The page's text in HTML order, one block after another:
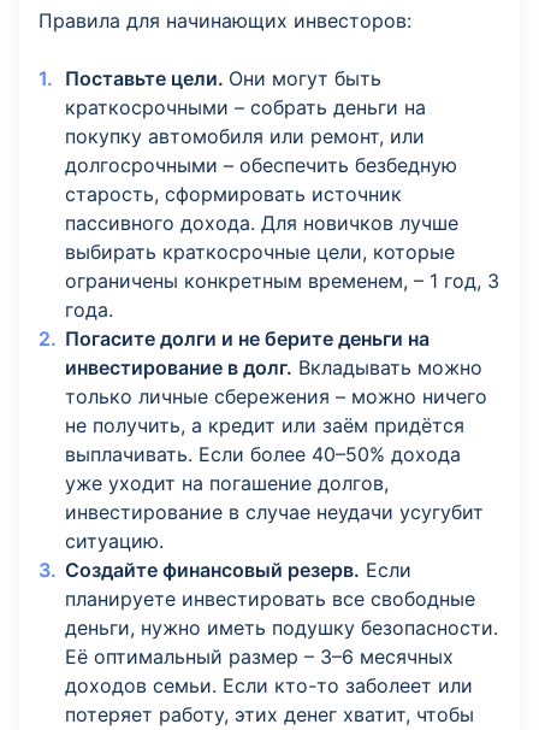
Правила для начинающих инвесторов:
Поставьте цели. Они могут быть
краткосрочными – собрать деньги на
покупку автомобиля или ремонт, или
долгосрочными – обеспечить безбедную
старость, сформировать источник
пассивного дохода. Для новичков лучше
выбирать краткосрочные цели, которые
ограничены конкретным временем, – 1 год, 3
года.
Погасите долги и не берите деньги на
инвестирование в долг. Вкладывать можно
только личные сбережения – можно ничего
не получить, а кредит или заём придётся
выплачивать. Если более 40–50% дохода
уже уходит на погашение долгов,
инвестирование в случае неудачи усугубит
ситуацию.
Создайте финансовый резерв. Если
планируете инвестировать все свободные
деньги, нужно иметь подушку безопасности.
Её оптимальный размер – 3–6 месячных
доходов семьи. Если кто-то заболеет или
потеряет работу, этих денег хватит, чтобы